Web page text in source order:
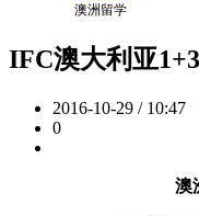
澳洲留学
IFC澳大利亚
2016-10-29 / 10:47
0
澳